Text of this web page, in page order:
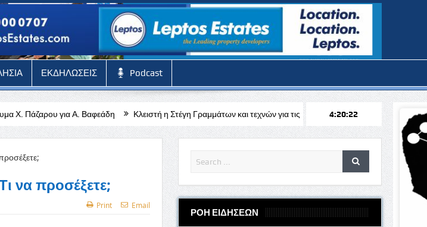
ΕΚΔΗΛΩΣΕΙΣ Podcast
Βαφεάδη Κλειστή η Στέγη Γραμμάτων και τεχνών για τις θερινές διακοπές Απόπειρα φόνου στην Πάφο:
4:20:24
να προσέξετε;
Print Email
ΡΟΗ ΕΙΔΗΣΕΩΝ